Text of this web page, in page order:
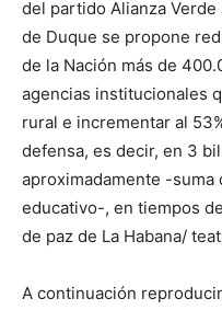
del partido Alianza
de Duque se propone
de la Nación más de
agencias institucionales
rural e incrementar al
defensa, es decir, en 3
aproximadamente -
educativo-, en tiempos
de paz de La Habana/
A continuación